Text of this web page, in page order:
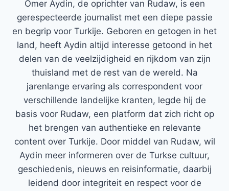
Ömer Aydin, de oprichter van Rudaw, is een
gerespecteerde journalist met een diepe passie
en begrip voor Turkije. Geboren en getogen in het
land, heeft Aydin altijd interesse getoond in het
delen van de veelzijdigheid en rijkdom van zijn
thuisland met de rest van de wereld. Na
jarenlange ervaring als correspondent voor
verschillende landelijke kranten, legde hij de
basis voor Rudaw, een platform dat zich richt op
het brengen van authentieke en relevante
content over Turkije. Door middel van Rudaw, wil
Aydin meer informeren over de Turkse cultuur,
geschiedenis, nieuws en reisinformatie, daarbij
leidend door integriteit en respect voor de